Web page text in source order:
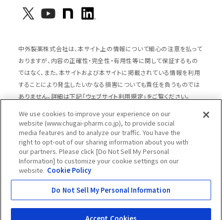
中外製薬株式会社は、本サイト上の情報について細心の注意を払って
おりますが、内容の正確性・完全性・有用性等に関して保証するもの
ではなく、また、本サイトおよび本サイトに掲載されている情報を利用
することにより発生したいかなる損害についても責任を負うものでは
ありません。詳細は下記「ウェブサイト利用規定」をご覧ください。
サイトマップ
ウェブサイト利用規定
個人情報の取扱いのご案内
ソーシャルメディアポリシー
推奨閲覧環境
ウェブアクセシビリティ対応
Copyright © Chugai Pharmaceutical Co., Ltd.All rights reserved.
We use cookies to improve your experience on our
website (www.chugai-pharm.co.jp), to provide social
media features and to analyze our traffic. You have the
right to opt-out of our sharing information about you with
our partners. Please click [Do Not Sell My Personal
Information] to customize your cookie settings on our
website. Cookie Policy
Do Not Sell My Personal Information